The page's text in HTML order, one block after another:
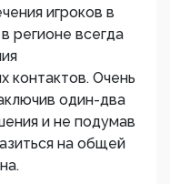
игроков в
регионе всегда
контактов. Очень
один-два
и не подумав
на общей